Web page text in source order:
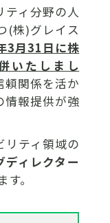
ティ分野の人
(株)グレイス
3月31日に株
いたしまし
頼関係を活か
情報提供が強
リティ領域の
ディレクター
。